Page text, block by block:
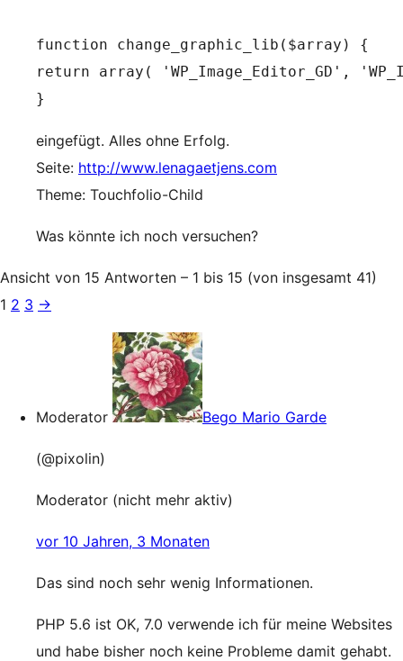
function change_graphic_lib($array) {
return array( 'WP_Image_Editor_GD',
}
eingefügt. Alles ohne Erfolg.
Seite: http://www.lenagaetjens.com
Theme: Touchfolio-Child
Was könnte ich noch versuchen?
Ansicht von 15 Antworten – 1 bis 15 (von insgesamt 41)
1 2 3 →
Moderator Bego Mario Garde
(@pixolin)
Moderator (nicht mehr aktiv)
vor 10 Jahren, 3 Monaten
Das sind noch sehr wenig Informationen.
PHP 5.6 ist OK, 7.0 verwende ich für meine Websites
und habe bisher noch keine Probleme damit gehabt.